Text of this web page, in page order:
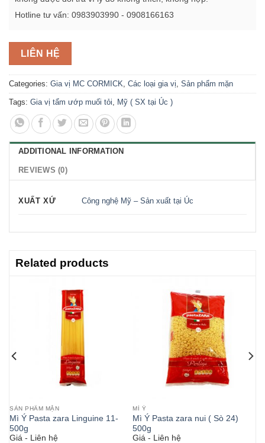
Hotline tư vấn: 0983903990 - 0908166163
LIÊN HỆ
Categories: Gia vị MC CORMICK Các loại gia vị Sản phẩm mặn
Tags: Gia vị tẩm ướp muối tỏi Mỹ ( SX tại Úc )
ADDITIONAL INFORMATION
REVIEWS (0)
XUẤT XỨ Công nghệ Mỹ – Sản xuất tại Úc
Related products
SẢN PHẨM MẶN
Mì Ý Pasta zara Linguine 11-
500g
Giá - Liên hệ
MÌ Ý
Mì Ý Pasta zara nui ( Sò 24)
500g
Giá - Liên hệ